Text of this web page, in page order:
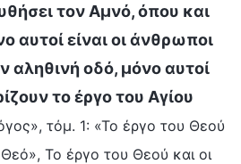
τον Αμνό, όπου και
αυτοί είναι οι άνθρωποι
αληθινή οδό, μόνο αυτοί
το έργο του Αγίου
τόμ. 1: «Το έργο του Θεού
Το έργο του Θεού και οι